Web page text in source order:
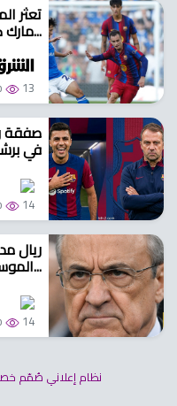
تعثر
مارك كاسادو...
13
صفقة
في
14
ريال
الموسم القادم...
14